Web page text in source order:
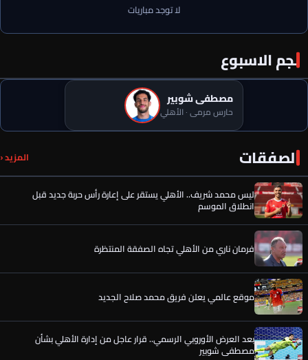
لا توجد مباريات
نجم الاسبوع
مصطفى شوبير
حارس مرمى · الأهلي
الصفقات المزيد ‹
عن عمر الساعي.. أول رد فعل من المصري بعد تحركات الأهلي وقرار
الحسين عموتة
انطلاق الموسم
فرمان ناري من الأهلي تجاه الصفقة المنتظرة
موقع عالمي يعلن فريق محمد صلاح الجديد
بعد العرض الأوروبي الرسمي.. قرار عاجل من إدارة الأهلي بشأن
مصطفى شوبير
الأهلي يدخل منافسة أوروبية شرسة لحسم صفقة القرن